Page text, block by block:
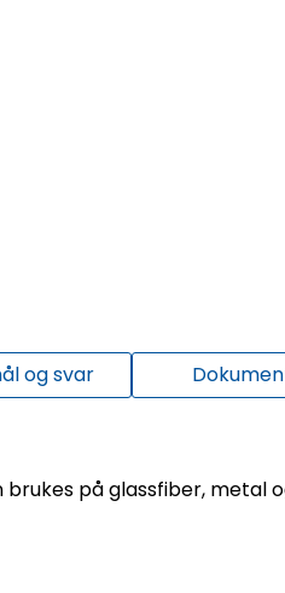
og svar
brukes på glassfiber, metal